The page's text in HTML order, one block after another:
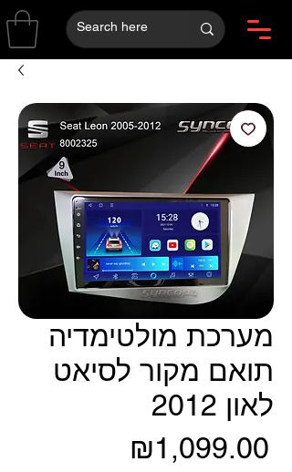
מערכת מולטימדיה
תואם מקור לסיאט
לאון 2012
₪1,099.00